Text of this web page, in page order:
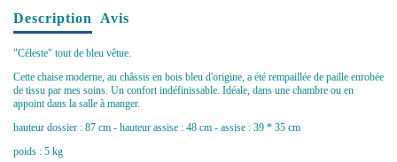
Description Avis
"Céleste" tout de bleu vêtue.
Cette chaise moderne, au châssis en bois bleu d'origine, a été rempaillée de paille enrobée
de tissu par mes soins. Un confort indéfinissable. Idéale, dans une chambre ou en
appoint dans la salle à manger.
hauteur dossier : 87 cm - hauteur assise : 48 cm - assise : 39 * 35 cm
poids : 5 kg